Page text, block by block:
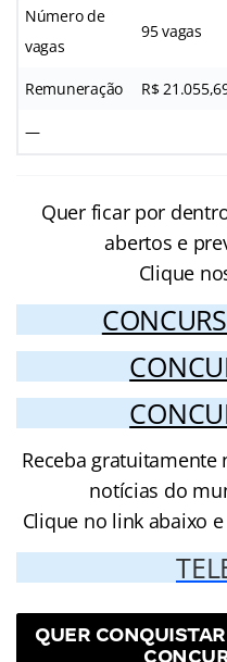
Número de
vagas
95 vagas
Remuneração R$
—
Quer ficar por
abertos e
Clique
Receba
notícias do
Clique no link abaixo
QUER